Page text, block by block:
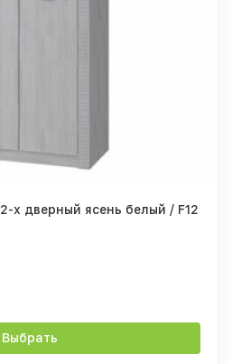
Шкаф Монако ШК-37 2-х дверный ясень белый / F12
Выбрать